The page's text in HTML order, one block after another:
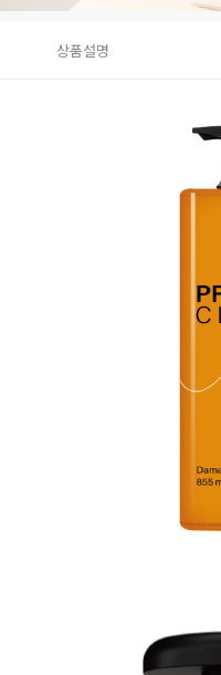
상품설명